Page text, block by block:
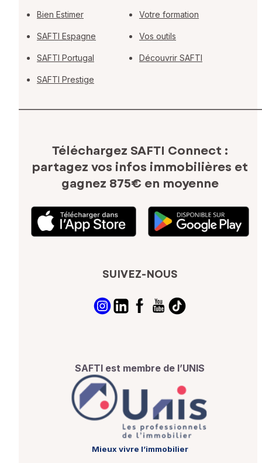
Bien Estimer
SAFTI Espagne
SAFTI Portugal
SAFTI Prestige
Votre formation
Vos outils
Découvrir SAFTI
Téléchargez SAFTI Connect :
partagez vos infos immobilières et
gagnez 875€ en moyenne
SUIVEZ-NOUS
SAFTI est membre de l’UNIS
Mieux vivre l’immobilier